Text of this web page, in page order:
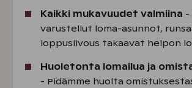
Kaikki mukavuudet valmiina -
varustellut loma-asunnot,
loppusiivous takaavat helpon
Huoletonta lomailua ja
- Pidämme huolta